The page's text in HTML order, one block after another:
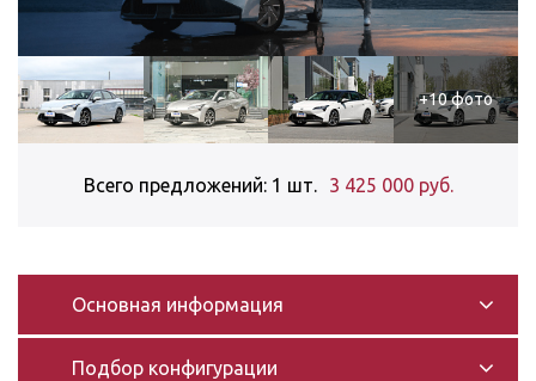
+10 фото
Всего предложений: 1 шт. 3 425 000 руб.
Основная информация
Подбор конфигурации